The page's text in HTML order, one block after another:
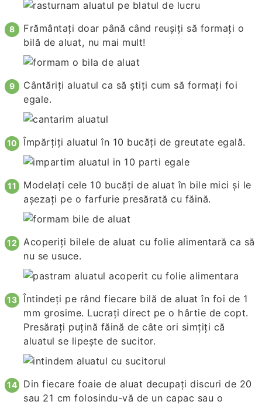
Frământați doar până când reușiți să formați o
bilă de aluat, nu mai mult!
Cântăriți aluatul ca să știți cum să formați foi
egale.
Împărțiți aluatul în 10 bucăți de greutate egală.
Modelați cele 10 bucăți de aluat în bile mici și le
așezați pe o farfurie presărată cu făină.
Acoperiți bilele de aluat cu folie alimentară ca să
nu se usuce.
Întindeți pe rând fiecare bilă de aluat în foi de 1
mm grosime. Lucrați direct pe o hârtie de copt.
Presărați puțină făină de câte ori simțiți că
aluatul se lipește de sucitor.
Din fiecare foaie de aluat decupați discuri de 20
sau 21 cm folosindu-vă de un capac sau o